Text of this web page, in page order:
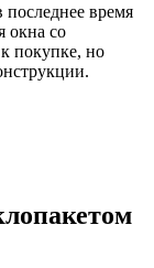
время
окна со
покупке, но